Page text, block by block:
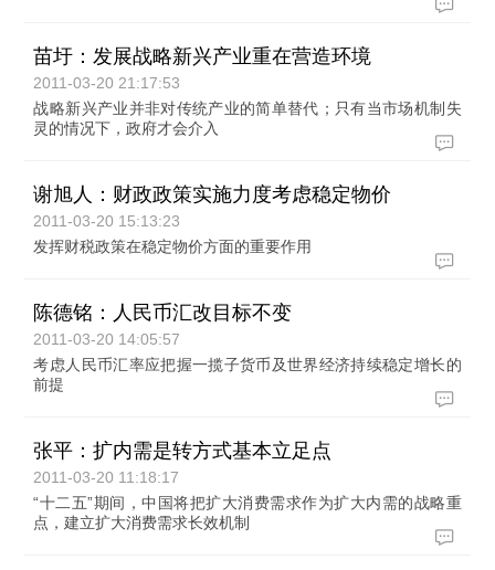
苗圩：发展战略新兴产业重在营造环境
2011-03-20 21:17:53
战略新兴产业并非对传统产业的简单替代；只有当市场机制失
灵的情况下，政府才会介入
谢旭人：财政政策实施力度考虑稳定物价
2011-03-20 15:13:23
发挥财税政策在稳定物价方面的重要作用
陈德铭：人民币汇改目标不变
2011-03-20 14:05:57
考虑人民币汇率应把握一揽子货币及世界经济持续稳定增长的
前提
张平：扩内需是转方式基本立足点
2011-03-20 11:18:17
“十二五”期间，中国将把扩大消费需求作为扩大内需的战略重
点，建立扩大消费需求长效机制